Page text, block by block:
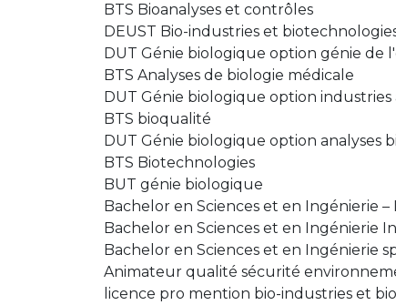
BTS Bioanalyses et contrôles
DEUST Bio-industries et
DUT Génie biologique option génie de
BTS Analyses de biologie médicale
DUT Génie biologique option
BTS bioqualité
DUT Génie biologique option analyses
BTS Biotechnologies
BUT génie biologique
Bachelor en Sciences et en Ingénierie
Bachelor en Sciences et en Ingénierie
Bachelor en Sciences et en Ingénierie
Animateur qualité sécurité
licence pro mention bio-industries et